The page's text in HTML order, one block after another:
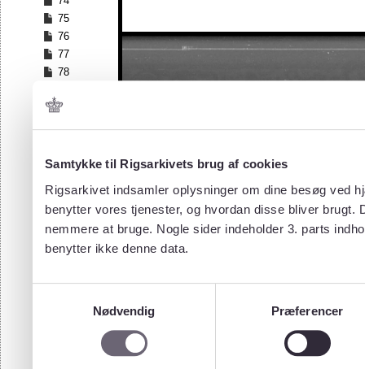
Samtykke til Rigsarkivets brug af cookies
Rigsarkivet indsamler oplysninger om dine besøg ved
benytter vores tjenester, og hvordan disse bliver
nemmere at bruge. Nogle sider indeholder 3. parts
benytter ikke denne data.
Nødvendig
Præferencer
75
76
77
78
80
83
85
86
87
88
90